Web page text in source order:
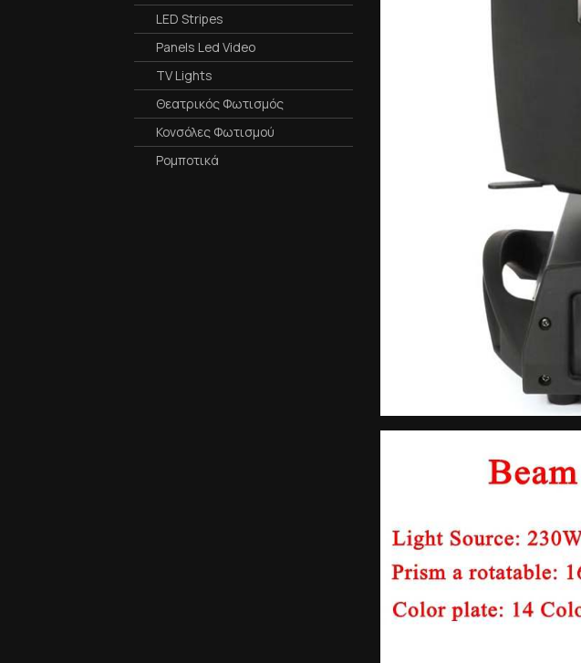
LED Stripes
Panels Led Video
TV Lights
Θεατρικός Φωτισμός
Κονσόλες Φωτισμού
Ρομποτικά